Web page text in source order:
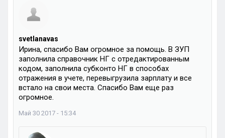
svetlanavas
Ирина, спасибо Вам огромное за помощь. В ЗУП
заполнила справочник НГ с отредактированным
кодом, заполнила субконто НГ в способах
отражения в учете, перевыгрузила зарплату и все
встало на свои места. Спасибо Вам еще раз
огромное.
Май 30 2017 - 15:34